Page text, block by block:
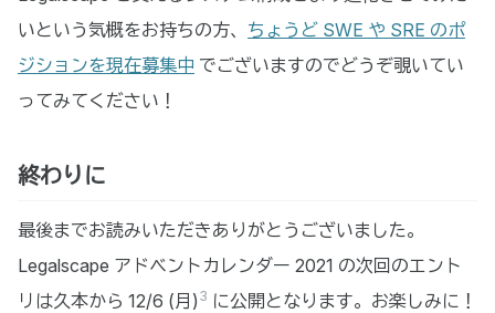
いという気概をお持ちの方、 ちょうど SWE や SRE のポ
ジションを現在募集中 でございますのでどうぞ覗いてい
ってみてください！
終わりに
最後までお読みいただきありがとうございました。
Legalscape アドベントカレンダー 2021 の次回のエント
リは久本から 12/6 (月) 3 に公開となります。お楽しみに！